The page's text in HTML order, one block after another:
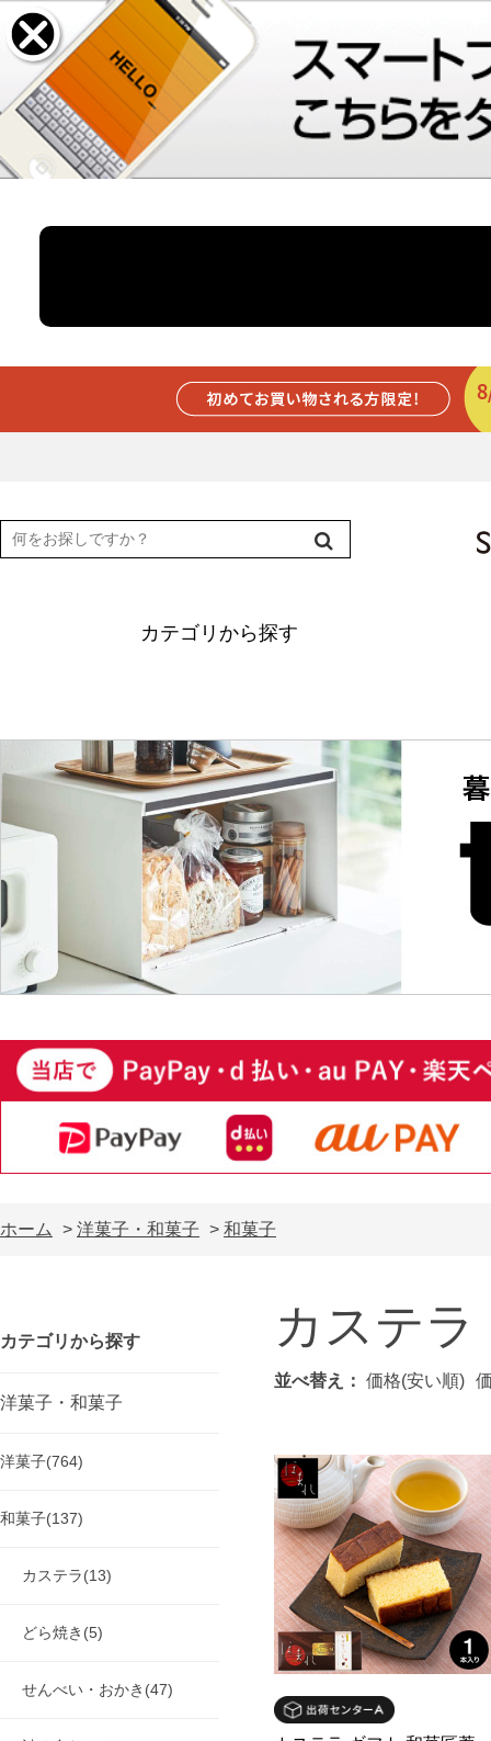
カテゴリから探す
ホーム > 洋菓子・和菓子 > 和菓子
カテゴリから探す
洋菓子・和菓子
洋菓子(764)
和菓子(137)
カステラ(13)
どら焼き(5)
せんべい・おかき(47)
カステラ
並べ替え： 価格(安い順)